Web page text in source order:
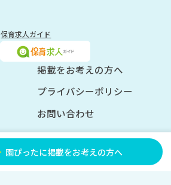
園ぴったに掲載をお考えの方へ
保育求人ガイド
掲載をお考えの方へ
プライバシーポリシー
お問い合わせ